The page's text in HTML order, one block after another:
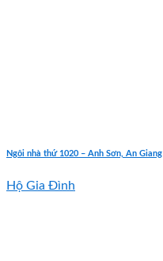
Ngôi nhà thứ 1020 – Anh Sơn, An Giang
Hộ Gia Đình